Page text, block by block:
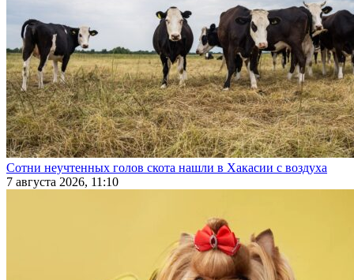
Сотни неучтенных голов скота нашли в Хакасии с воздуха
7 августа 2026, 11:10